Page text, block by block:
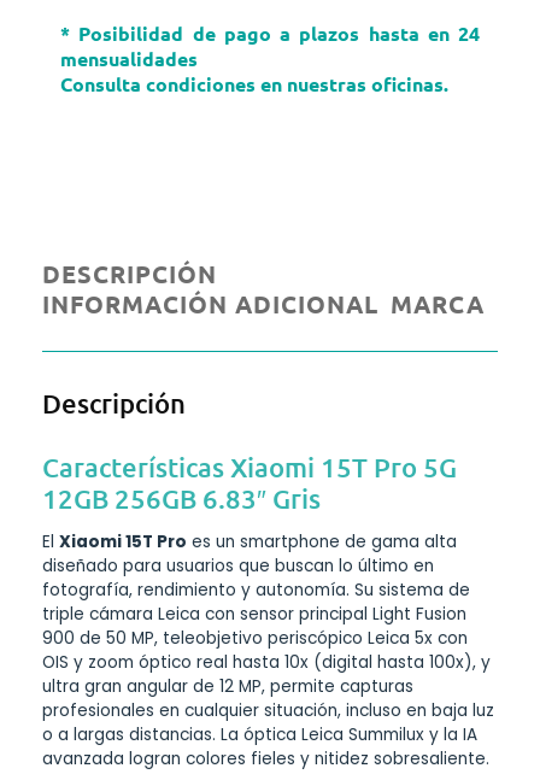
* Posibilidad de pago a plazos hasta en 24
mensualidades
Consulta condiciones en nuestras oficinas.
DESCRIPCIÓN
INFORMACIÓN ADICIONAL MARCA
Descripción
Características Xiaomi 15T Pro 5G
12GB 256GB 6.83″ Gris
El Xiaomi 15T Pro es un smartphone de gama alta
diseñado para usuarios que buscan lo último en
fotografía, rendimiento y autonomía. Su sistema de
triple cámara Leica con sensor principal Light Fusion
900 de 50 MP, teleobjetivo periscópico Leica 5x con
OIS y zoom óptico real hasta 10x (digital hasta 100x), y
ultra gran angular de 12 MP, permite capturas
profesionales en cualquier situación, incluso en baja luz
o a largas distancias. La óptica Leica Summilux y la IA
avanzada logran colores fieles y nitidez sobresaliente.